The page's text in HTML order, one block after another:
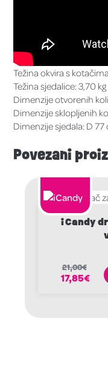
Težina okvira s
Težina sjedalice: 3,70 kg
Dimenzije otvorenih
Dimenzije sklopljenih
Dimenzije sjedala: D
Povezani
iCandy
21,00€
17,85€